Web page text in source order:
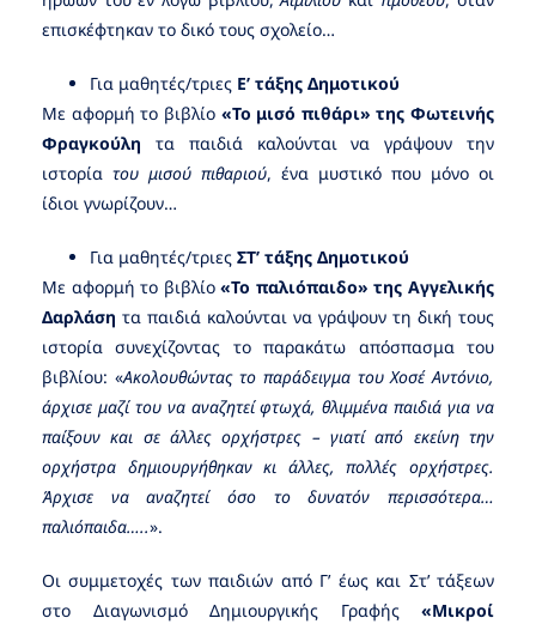
επισκέφτηκαν το δικό τους σχολείο…
Για μαθητές/τριες Ε’ τάξης Δημοτικού
Με αφορμή το βιβλίο «Το μισό πιθάρι» της Φωτεινής
Φραγκούλη τα παιδιά καλούνται να γράψουν την
ιστορία του μισού πιθαριού, ένα μυστικό που μόνο οι
ίδιοι γνωρίζουν…
Για μαθητές/τριες ΣΤ’ τάξης Δημοτικού
Με αφορμή το βιβλίο«Το παλιόπαιδο» της Αγγελικής
Δαρλάση τα παιδιά καλούνται να γράψουν τη δική τους
ιστορία συνεχίζοντας το παρακάτω απόσπασμα του
βιβλίου: «Ακολουθώντας το παράδειγμα του Χοσέ Αντόνιο,
άρχισε μαζί του να αναζητεί φτωχά, θλιμμένα παιδιά για να
παίξουν και σε άλλες ορχήστρες – γιατί από εκείνη την
ορχήστρα δημιουργήθηκαν κι άλλες, πολλές ορχήστρες.
Άρχισε να αναζητεί όσο το δυνατόν περισσότερα…
παλιόπαιδα…..».
Οι συμμετοχές των παιδιών από Γ’ έως και Στ’ τάξεων
στο Διαγωνισμό Δημιουργικής Γραφής «Μικροί